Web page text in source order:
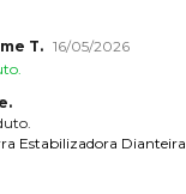
T. 16/05/2026
Estabilizadora Dianteira